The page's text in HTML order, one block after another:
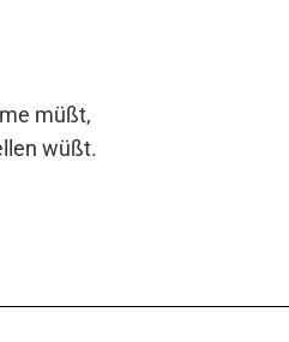
müßt,
wüßt.